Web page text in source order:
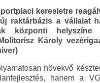
keresletre
raktárbázis a vállalat
központi helyszíne
Károly
növekvő
hanem a